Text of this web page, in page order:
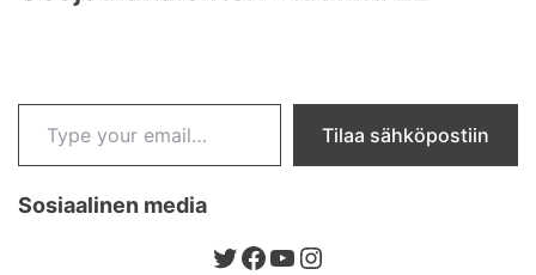
Type your email…
Tilaa sähköpostiin
Sosiaalinen media
Twitter
Facebook
YouTube
Instagram